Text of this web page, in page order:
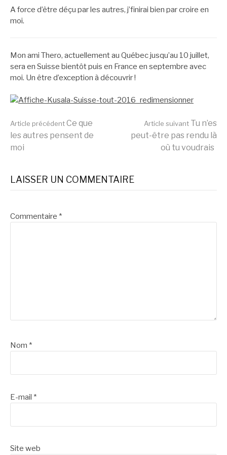
A force d’être déçu par les autres, j’finirai bien par croire en
moi.
Mon ami Thero, actuellement au Québec jusqu’au 10 juillet,
sera en Suisse bientôt puis en France en septembre avec
moi. Un être d’exception à découvrir !
Lire
suite
Article précédentCe que
les autres pensent de
moi
Article suivant Tu n’es
peut-être pas rendu là
où tu voudrais
LAISSER UN COMMENTAIRE
Commentaire *
Nom *
E-mail *
Site web